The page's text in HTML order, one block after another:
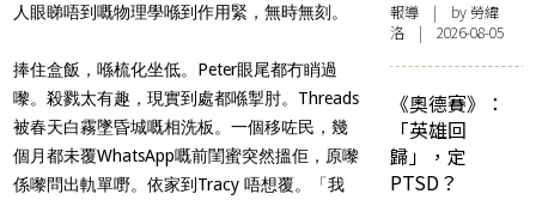
人眼睇唔到嘅物理學喺到作用緊，無時無刻。
捧住盒飯，喺梳化坐低。Peter眼尾都冇睄過
嚟。殺戮太有趣，現實到處都喺掣肘。Threads
被春天白霧墜昏城嘅相洗板。一個移咗民，幾
個月都未覆WhatsApp嘅前閨蜜突然搵佢，原嚟
係嚟問出軌單嘢。依家到Tracy 唔想覆。「我
報導 | by 勞緯
洛 | 2026-08-05
《奧德賽》：
「英雄回
歸」，定
PTSD？